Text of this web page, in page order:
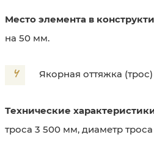
Место элемента в
на 50 мм.
4 Якорная оттяжка (трос)
Технические
троса 3 500 мм, диаметр